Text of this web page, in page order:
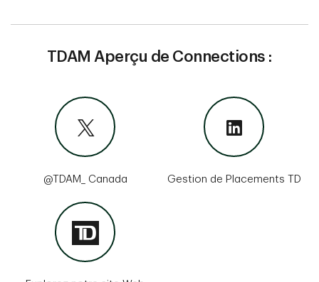
TDAM Aperçu de Connections :
@TDAM_ Canada Gestion de Placements TD